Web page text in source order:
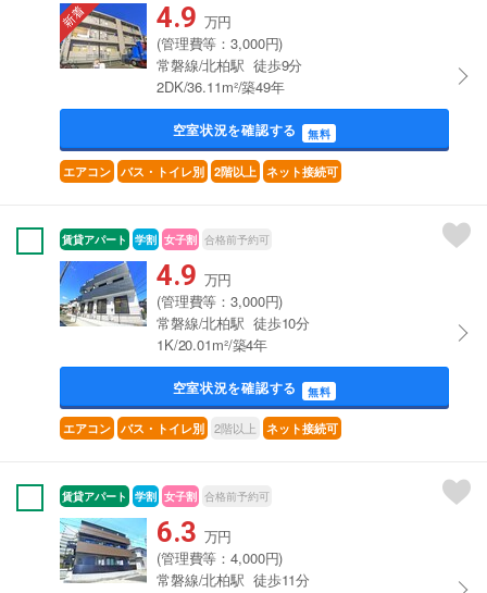
4.9 万円
(管理費等：3,000円)
常磐線/北柏駅 徒歩9分
2DK/36.11m²/築49年
空室状況を確認する 無料
エアコン バス・トイレ別 2階以上 ネット接続可
賃貸アパート 学割 女子割 合格前予約可
4.9 万円
(管理費等：3,000円)
常磐線/北柏駅 徒歩10分
1K/20.01m²/築4年
空室状況を確認する 無料
エアコン バス・トイレ別 2階以上 ネット接続可
賃貸アパート 学割 女子割 合格前予約可
6.3 万円
(管理費等：4,000円)
常磐線/北柏駅 徒歩11分